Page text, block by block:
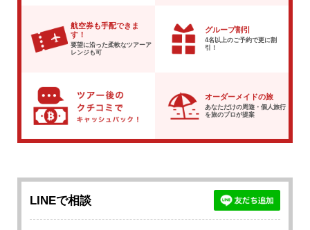
航空券も手配できま
す！
要望に沿った柔軟なツアーア
レンジも可
グループ割引
4名以上のご予約で更に割
引！
オーダーメイドの旅
あなただけの周遊・個人旅行
を旅のプロが提案
LINEで相談